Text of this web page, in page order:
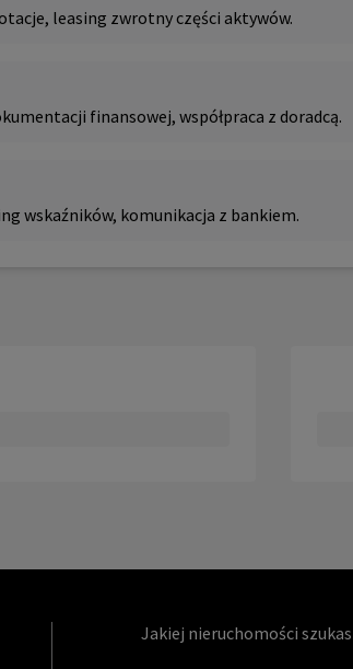
leasing zwrotny części aktywów.
finansowej, współpraca z doradcą.
wskaźników, komunikacja z bankiem.
Jakiej nieruchomości